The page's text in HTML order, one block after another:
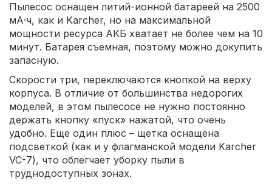
Пылесос оснащен литий-ионной батареей на 2500
мА·ч, как и Karcher, но на максимальной
мощности ресурса АКБ хватает не более чем на 10
минут. Батарея съемная, поэтому можно докупить
запасную.
Скорости три, переключаются кнопкой на верху
корпуса. В отличие от большинства недорогих
моделей, в этом пылесосе не нужно постоянно
держать кнопку «пуск» нажатой, что очень
удобно. Еще один плюс – щетка оснащена
подсветкой (как и у флагманской модели Karcher
VC-7), что облегчает уборку пыли в
труднодоступных зонах.